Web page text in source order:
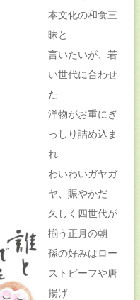
本文化の和食三
昧と
言いたいが、若
い世代に合わせ
た
洋物がお重にぎ
っしり詰め込ま
れ
わいわいガヤガ
ヤ、賑やかだ
久しく四世代が
揃う正月の朝
孫の好みはロー
ストビーフや唐
揚げ